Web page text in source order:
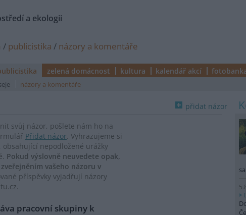
a ekologii
/ publicistika / názory a komentáře
zelená domácnost kultura kalendář akcí
názory a komentáře
přidat názor
svůj názor, pošlete nám ho na
Přidat názor. Vyhrazujeme si
nepodložené urážky
Pokud výslovně neuvedete opak,
vašeho názoru v
příspěvky vyjadřují názory
pracovní skupiny k